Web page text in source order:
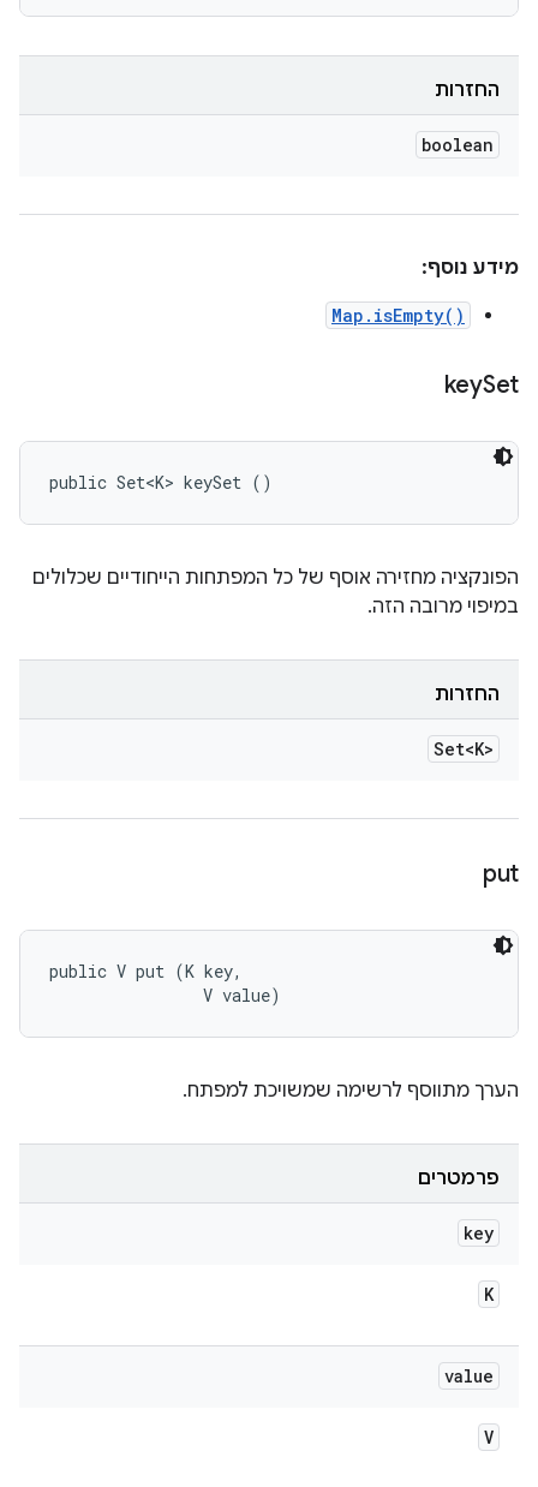
החזרות
boolean
מידע נוסף:
Map.isEmpty()
keySet
public Set<K> keySet ()
הפונקציה מחזירה אוסף של כל המפתחות הייחודיים שכלולים
במיפוי מרובה הזה.
החזרות
Set<K>
put
public V put (K key,
                V value)
הערך מתווסף לרשימה שמשויכת למפתח.
פרמטרים
key
K
value
V